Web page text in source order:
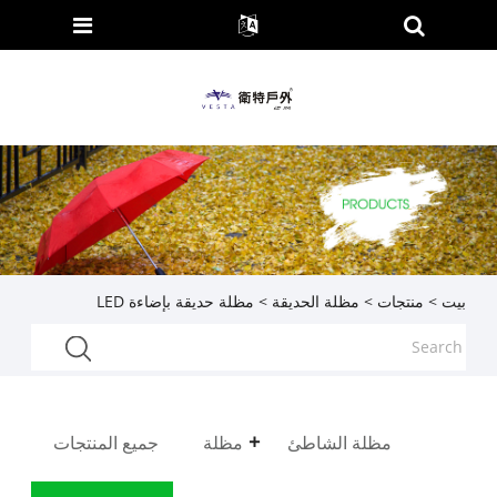
بيت > منتجات > مظلة الحديقة > مظلة حديقة بإضاءة LED
جميع المنتجات مظلة مظلة الشاطئ